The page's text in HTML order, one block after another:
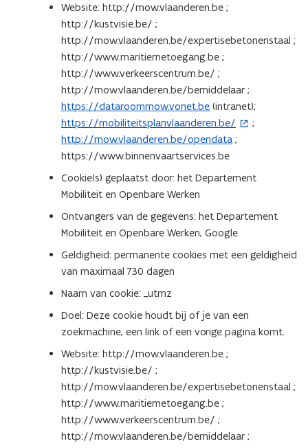
Website: http://mow.vlaanderen.be ;
http://kustvisie.be/ ;
http://mow.vlaanderen.be/expertisebetonenstaal ;
http://www.maritiemetoegang.be ;
http://www.verkeerscentrum.be/ ;
http://mow.vlaanderen.be/bemiddelaar ;
https://dataroommow.vonet.be (intranet);
https://mobiliteitsplanvlaanderen.be/
(
o
p
e
n
i
n
n
i
e
w
v
e
n
s
t
e
r
;
http://mow.vlaanderen.be/opendata ;
https://www.binnenvaartservices.be
Cookie(s) geplaatst door: het Departement
Mobiliteit en Openbare Werken
Ontvangers van de gegevens: het Departement
Mobiliteit en Openbare Werken, Google
Geldigheid: permanente cookies met een geldigheid
van maximaal 730 dagen
Naam van cookie: _utmz
Doel: Deze cookie houdt bij of je van een
zoekmachine, een link of een vorige pagina komt.
Website: http://mow.vlaanderen.be ;
http://kustvisie.be/ ;
http://mow.vlaanderen.be/expertisebetonenstaal ;
http://www.maritiemetoegang.be ;
http://www.verkeerscentrum.be/ ;
http://mow.vlaanderen.be/bemiddelaar ;